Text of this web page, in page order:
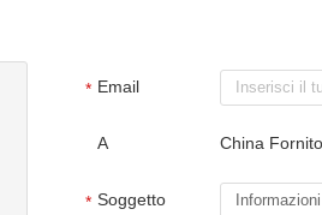
* Email
A China
* Soggetto